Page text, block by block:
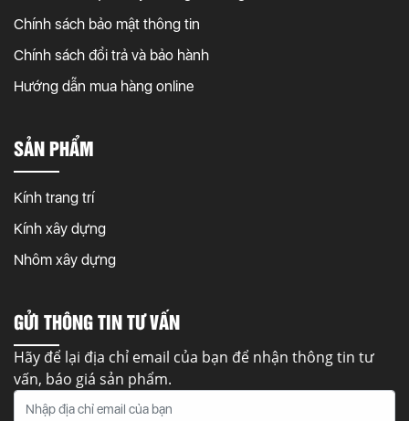
Chính sách bảo mật thông tin
Chính sách đổi trả và bảo hành
Hướng dẫn mua hàng online
SẢN PHẨM
Kính trang trí
Kính xây dựng
Nhôm xây dựng
GỬI THÔNG TIN TƯ VẤN
Hãy để lại địa chỉ email của bạn để nhận thông tin tư
vấn, báo giá sản phẩm.